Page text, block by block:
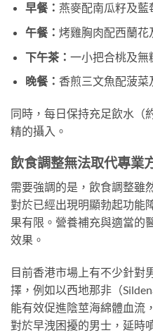
早餐： 燕麥配南瓜籽及藍
午餐： 烤雞胸肉配西蘭花
下午茶： 一小把合桃及無
晚餐： 香煎三文魚配菠
同時，每日保持充足飲水（
精的攝入。
飲食調整無法取代專業
需要強調的是，飲食調整雖
對於已經出現明顯勃起功能
果有限。營養補充與適當的
效果。
目前香港市場上有不少針對
擇，例如以西地那非（
能有效促進陰莖海綿體血流
對於早洩困擾的男士，延時